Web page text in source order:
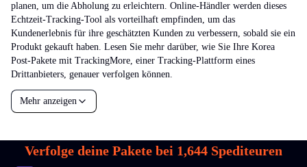
planen, um die Abholung zu erleichtern. Online-Händler werden dieses
Echtzeit-Tracking-Tool als vorteilhaft empfinden, um das
Kundenerlebnis für ihre geschätzten Kunden zu verbessern, sobald sie ein
Produkt gekauft haben. Lesen Sie mehr darüber, wie Sie Ihre Korea
Post-Pakete mit TrackingMore, einer Tracking-Plattform eines
Drittanbieters, genauer verfolgen können.
Mehr anzeigen
Verfolge deine Pakete bei 1,644 Spediteuren